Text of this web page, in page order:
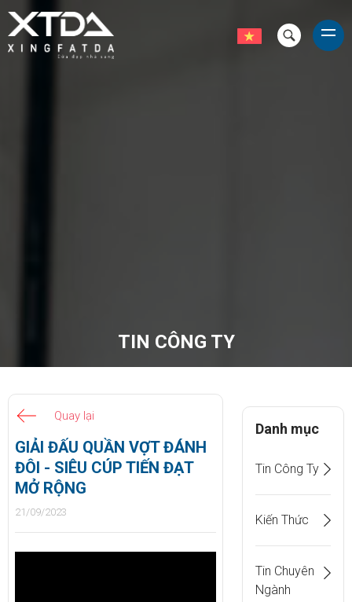
TIN CÔNG TY
Quay lại
GIẢI ĐẤU QUẦN VỢT ĐÁNH
ĐÔI - SIÊU CÚP TIẾN ĐẠT
MỞ RỘNG
21/09/2023
Danh mục
Tin Công Ty
Kiến Thức
Tin Chuyên
Ngành